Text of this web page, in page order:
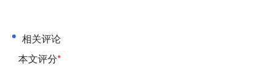
相关评论
本文评分*